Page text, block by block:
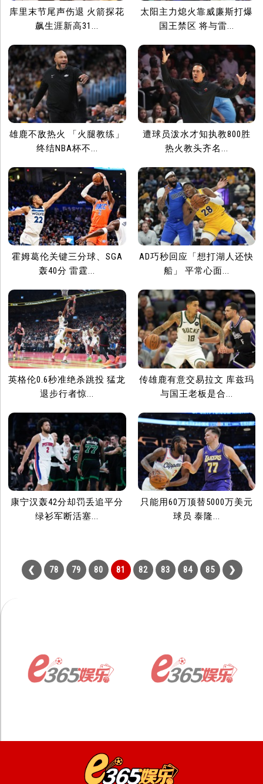
库里末节尾声伤退 火箭探花
飙生涯新高31...
太阳主力熄火靠威廉斯打爆
国王禁区 将与雷...
雄鹿不敌热火 「火腿教练」
终结NBA杯不...
遭球员泼水才知执教800胜
热火教头齐名...
霍姆葛伦关键三分球、SGA
轰40分 雷霆...
AD巧秒回应「想打湖人还快
船」 平常心面...
英格伦0.6秒准绝杀跳投 猛龙
退步行者惊...
传雄鹿有意交易拉文 库兹玛
与国王老板是合...
康宁汉轰42分却罚丢追平分
绿衫军断活塞...
只能用60万顶替5000万美元
球员 泰隆...
78 79 80 81 82 83 84 85